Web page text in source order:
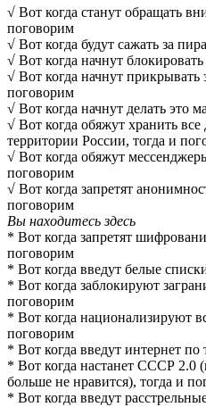
√ Вот когда станут обращать
поговорим
√ Вот когда будут сажать за
√ Вот когда начнут
√ Вот когда начнут прикрывать
поговорим
√ Вот когда начнут делать это
√ Вот когда обяжут хранить
территории России, тогда и
√ Вот когда обяжут
поговорим
√ Вот когда запретят
поговорим
Вы находитесь здесь
* Вот когда запретят
поговорим
* Вот когда введут белые
* Вот когда заблокируют
поговорим
* Вот когда национализируют
поговорим
* Вот когда введут интернет
* Вот когда настанет СССР 2.0
больше не нравится), тогда и
* Вот когда введут